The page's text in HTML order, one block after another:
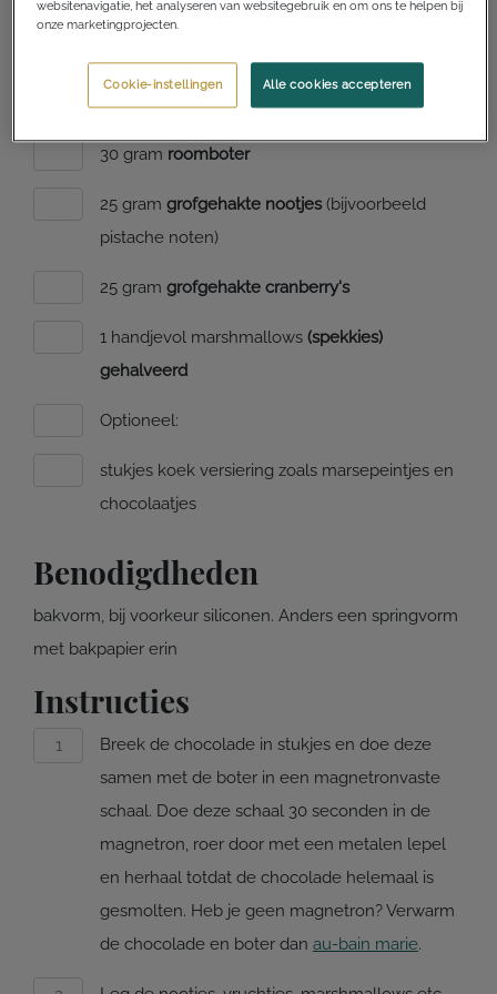
Ingrediënten
150 grampure chocolade
30 gram roomboter
25 gram grofgehakte nootjes(bijvoorbeeld
pistache noten)
25 gram grofgehakte cranberry's
1 handjevol marshmallows (spekkies)
gehalveerd
Optioneel:
stukjes koek versiering zoals marsepeintjes en
chocolaatjes
Benodigdheden
bakvorm, bij voorkeur siliconen. Anders een springvorm
met bakpapier erin
Instructies
Breek de chocolade in stukjes en doe deze
samen met de boter in een magnetronvaste
schaal. Doe deze schaal 30 seconden in de
magnetron, roer door met een metalen lepel
en herhaal totdat de chocolade helemaal is
gesmolten. Heb je geen magnetron? Verwarm
de chocolade en boter dan au-bain marie.
websitenavigatie, het analyseren van websitegebruik en om ons te helpen bij
onze marketingprojecten.
Alle cookies accepteren
Cookie-instellingen